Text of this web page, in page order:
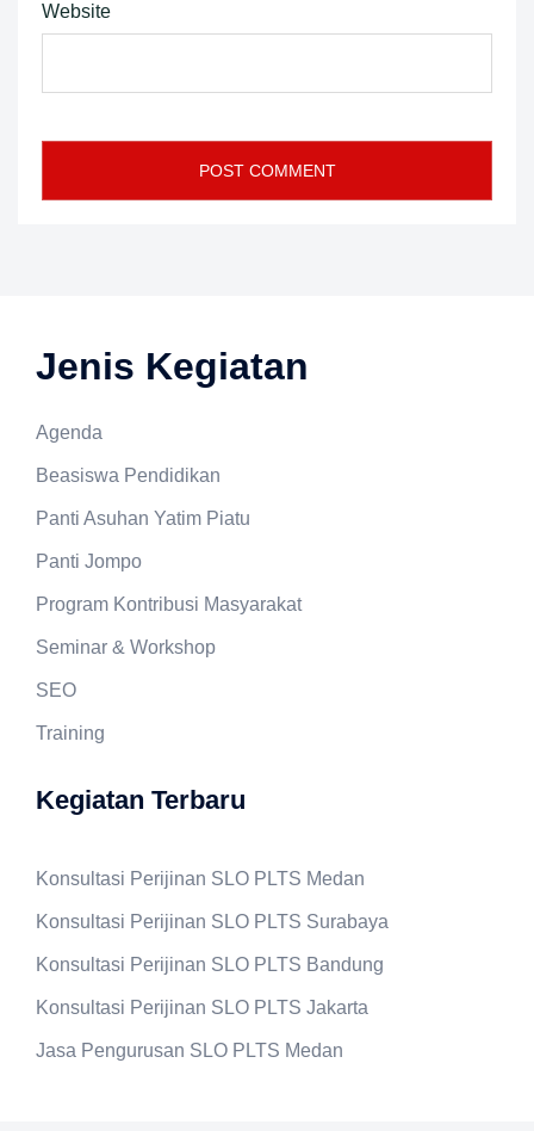
Website
Jenis Kegiatan
Agenda
Beasiswa Pendidikan
Panti Asuhan Yatim Piatu
Panti Jompo
Program Kontribusi Masyarakat
Seminar & Workshop
SEO
Training
Kegiatan Terbaru
Konsultasi Perijinan SLO PLTS Medan
Konsultasi Perijinan SLO PLTS Surabaya
Konsultasi Perijinan SLO PLTS Bandung
Konsultasi Perijinan SLO PLTS Jakarta
Jasa Pengurusan SLO PLTS Medan